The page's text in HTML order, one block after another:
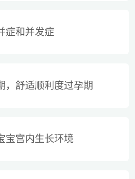
症和并发症
，舒适顺利度过孕期
宝宫内生长环境